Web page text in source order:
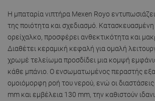
Η μπαταρία νιπτήρα Mexen Royo
της ποιότητα και σχεδιασμό.
ορείχαλκο, προσφέρει ανθεκτικότητα και
Διαθέτει κεραμική κεφαλή για ομαλή
χρωμέ τελείωμα προσδίδει μια κομψή
κάθε μπάνιο. Ο ενσωματωμένος περαστής
ομοιόμορφη ροή του νερού, ενώ οι
mm και εμβέλεια 130 mm, την καθιστούν